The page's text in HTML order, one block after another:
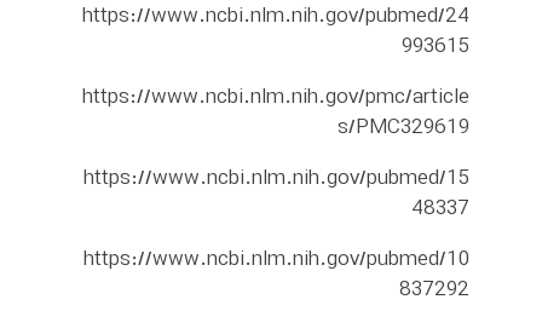
https://www.ncbi.nlm.nih.gov/pubmed/24
993615
https://www.ncbi.nlm.nih.gov/pmc/article
s/PMC329619
https://www.ncbi.nlm.nih.gov/pubmed/15
48337
https://www.ncbi.nlm.nih.gov/pubmed/10
837292